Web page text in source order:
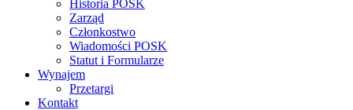
Historia POSK
Zarząd
Członkostwo
Wiadomości POSK
Statut i Formularze
Wynajem
Przetargi
Kontakt